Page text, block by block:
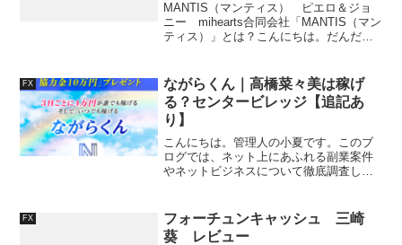
MANTIS（マンティス） ピエロ＆ジョ
ニー mihearts合同会社「MANTIS（マン
ティス）」とは？こんにちは。だんだん
チらずに暖房を常時稼働させていくスタ
イルな...
FX
ながらくん｜高橋菜々美は稼げ
る？センタービレッジ【追記あ
り】
こんにちは。管理人の小夏です。このブ
ログでは、ネット上にあふれる副業案件
やネットビジネスについて徹底調査し、
「センタービレッジ合同会社」の「なが
らくん」という商材をレビュ...
FX
フォーチュンキャッシュ 三崎
葵 レビュー